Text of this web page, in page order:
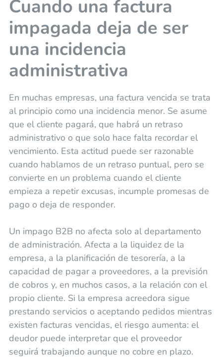
Cuando una factura
impagada deja de ser
una incidencia
administrativa
En muchas empresas, una factura vencida se trata
al principio como una incidencia menor. Se asume
que el cliente pagará, que habrá un retraso
administrativo o que solo hace falta recordar el
vencimiento. Esta actitud puede ser razonable
cuando hablamos de un retraso puntual, pero se
convierte en un problema cuando el cliente
empieza a repetir excusas, incumple promesas de
pago o deja de responder.
Un impago B2B no afecta solo al departamento
de administración. Afecta a la liquidez de la
empresa, a la planificación de tesorería, a la
capacidad de pagar a proveedores, a la previsión
de cobros y, en muchos casos, a la relación con el
propio cliente. Si la empresa acreedora sigue
prestando servicios o aceptando pedidos mientras
existen facturas vencidas, el riesgo aumenta: el
deudor puede interpretar que el proveedor
seguirá trabajando aunque no cobre en plazo.